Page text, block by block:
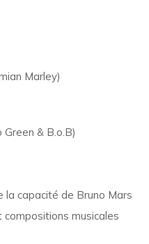
Marley)
& B.o.B)
la capacité de Bruno Mars
musicales